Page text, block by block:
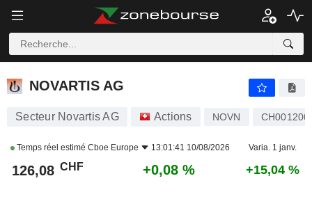
NOVARTIS AG
NOVARTIS AG
Secteur Novartis AG Actions NOVN
Temps réel estimé Cboe Europe 13:01:41 10/08/2026 Varia. 1 janv.
126,08 CHF +0,08 % +15,04 %